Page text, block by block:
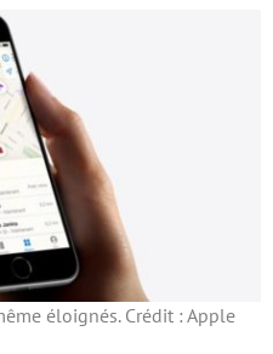
éloignés. Crédit : Apple